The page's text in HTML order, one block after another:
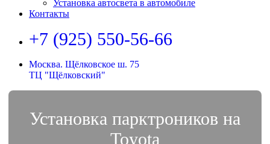
Установка автосвета в автомобиле
Контакты
+7 (925) 550-56-66
Москва. Щёлковское ш. 75
ТЦ "Щёлковский"
Установка парктроников на
Toyota